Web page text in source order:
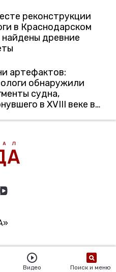
реконструкции
в Краснодарском
найдены древние
артефактов:
обнаружили
судна,
в XVIII веке в
Видео Поиск и меню